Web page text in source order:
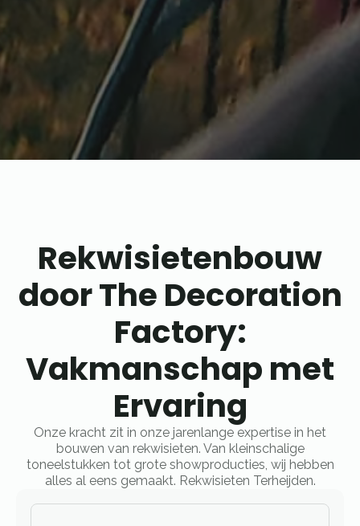
Rekwisietenbouw
door The Decoration
Factory:
Vakmanschap met
Ervaring
Onze kracht zit in onze jarenlange expertise in het
bouwen van rekwisieten. Van kleinschalige
toneelstukken tot grote showproducties, wij hebben
alles al eens gemaakt. Rekwisieten Terheijden.